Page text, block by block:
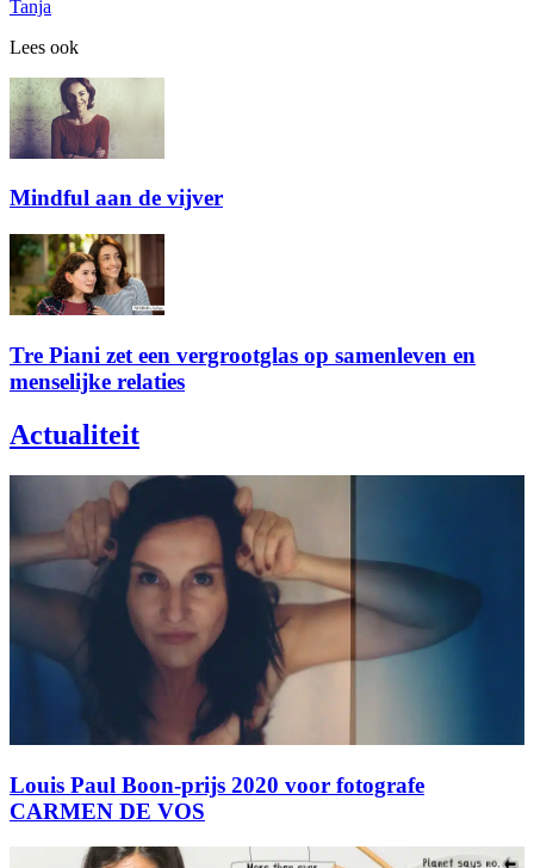
Tanja
Lees ook
Mindful aan de vijver
Tre Piani zet een vergrootglas op samenleven en
menselijke relaties
Actualiteit
Louis Paul Boon-prijs 2020 voor fotografe
CARMEN DE VOS